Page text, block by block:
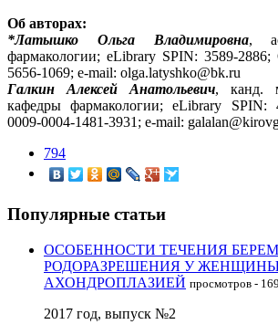
Об авторах:
*Латышко Ольга Владимировна,
фармакологии; eLibrary SPIN: 3589-
5656-1069; e-mail: olga.latyshko@bk.ru
Галкин Алексей Анатольевич, канд.
кафедры фармакологии; eLibrary SPIN:
0009-0004-1481-3931; e-mail:
794
Популярные статьи
ОСОБЕННОСТИ ТЕЧЕНИЯ
РОДОРАЗРЕШЕНИЯ У
АХОНДРОПЛАЗИЕЙ просмотров -
2017 год, выпуск №2